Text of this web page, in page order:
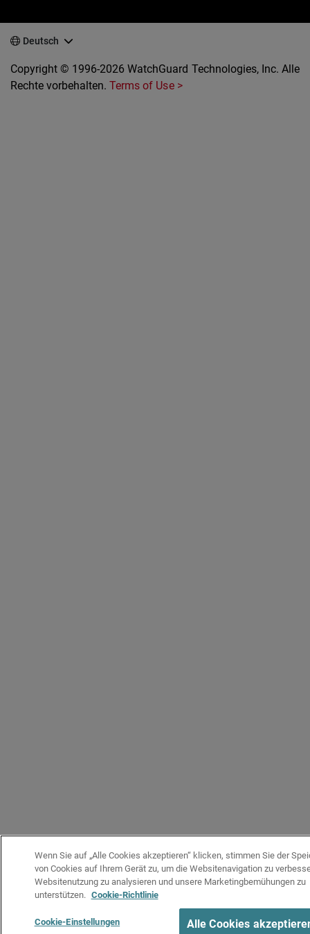
Deutsch
Copyright © 1996-2026 WatchGuard Technologies, Inc. Alle
Rechte vorbehalten.Terms of Use >
Wenn Sie auf „Alle Cookies akzeptieren“ klicken, stimmen Sie der
von Cookies auf Ihrem Gerät zu, um die Websitenavigation zu
Websitenutzung zu analysieren und unsere Marketingbemühungen zu
unterstützen. Cookie-Richtlinie
Cookie-Einstellungen Alle Cookies